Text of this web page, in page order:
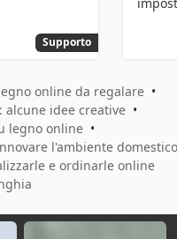
Supporto
online da regalare •
alcune idee creative •
legno online •
l'ambiente domestico
e ordinarle online